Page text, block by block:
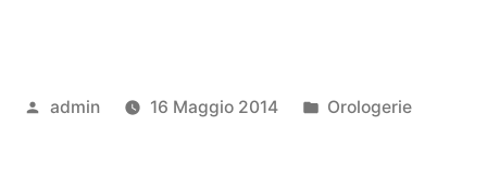
Pubblicato
admin 16 Maggio 2014
Pubblicato
Orologerie